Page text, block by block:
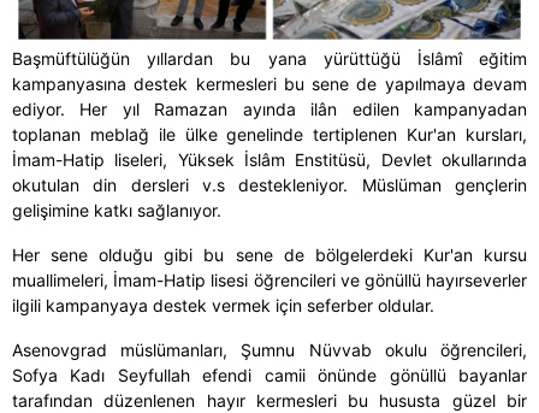
Başmüftülüğün yıllardan bu yana yürüttüğü İslâmî eğitim
kampanyasına destek kermesleri bu sene de yapılmaya devam
ediyor. Her yıl Ramazan ayında ilân edilen kampanyadan
toplanan meblağ ile ülke genelinde tertiplenen Kur'an kursları,
İmam-Hatip liseleri, Yüksek İslâm Enstitüsü, Devlet okullarında
okutulan din dersleri v.s destekleniyor. Müslüman gençlerin
gelişimine katkı sağlanıyor.
Her sene olduğu gibi bu sene de bölgelerdeki Kur'an kursu
muallimeleri, İmam-Hatip lisesi öğrencileri ve gönüllü hayırseverler
ilgili kampanyaya destek vermek için seferber oldular.
Asenovgrad müslümanları, Şumnu Nüvvab okulu öğrencileri,
Sofya Kadı Seyfullah efendi camii önünde gönüllü bayanlar
tarafından düzenlenen hayır kermesleri bu hususta güzel bir